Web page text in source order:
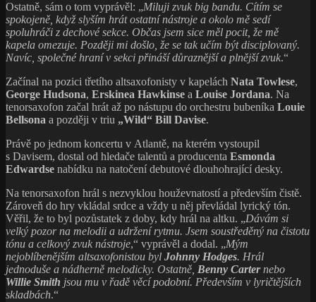
Ostatně, sám o tom vyprávěl: „Miluji zvuk big bandu. Cítím se
spokojeně, když slyším hrát ostatní nástroje a okolo mě sedí
spoluhráči z dechové sekce. Občas jsem sice měl pocit, že mě
kapela omezuje. Později mi došlo, že se tak učím být disciplovaný.
Navíc, společné hraní v sekci přináší důraznější a plnější zvuk.“
Začínal na pozici třetího altsaxofonisty v kapelách Nata Towlese,
George Hudsona, Erskinea Hawkinse a Louise Jordana. Na
tenorsaxofon začal hrát až po nástupu do orchestru bubeníka Louie
Bellsona a později v triu „Wild“ Bill Davise.
Právě po jednom koncertu v Atlantě, na kterém vystoupil
s Davisem, dostal od hledače talentů a producenta Esmonda
Edwardse nabídku na natočení debutové dlouhohrající desky.
Na tenorsaxofon hrál s nezvyklou houževnatostí a především čistě.
Zároveň do hry vkládal srdce a vždy u něj převládal lyrický tón.
Věřil, že to byl pozůstatek z doby, kdy hrál na altku. „Dávám si
velký pozor na melodii a udržení rytmu. Jsem soustředěný na čistotu
tónu a celkový zvuk nástroje,“ vyprávěl a dodal. „Mým
nejoblíbenějším altsaxofonistou byl Johnny Hodges. Hrál
jednoduše a nádherně melodicky. Ostatně, Benny Carternebo
Willie Smith jsou mu v řadě věcí podobní. Především v lyričtějších
skladbách.“